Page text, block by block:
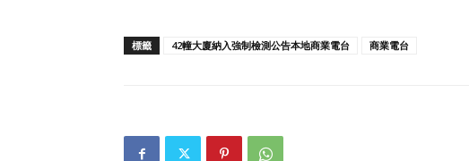
標籤 42幢大廈納入強制檢測公告本地商業電台 商業電台